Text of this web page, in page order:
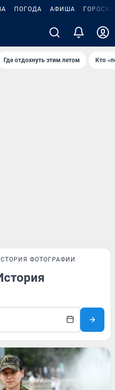
ПОГОДА АФИША
Где отдохнуть этим летом Кто
ФОТОГРАФИИ